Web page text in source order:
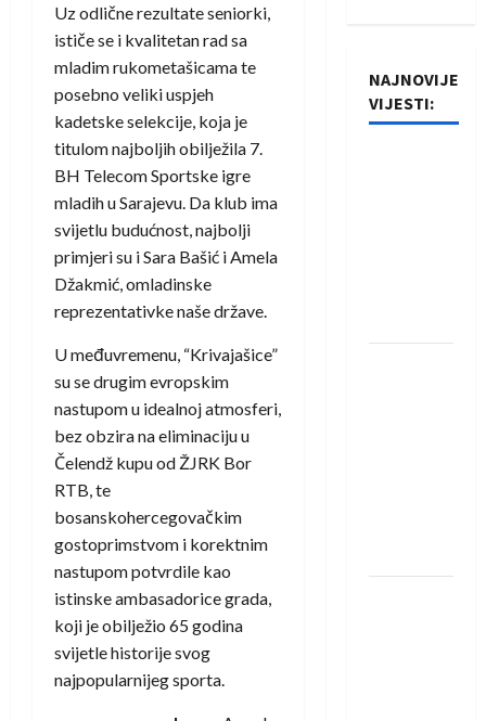
Uz odlične rezultate seniorki,
ističe se i kvalitetan rad sa
mladim rukometašicama te
posebno veliki uspjeh
kadetske selekcije, koja je
titulom najboljih obilježila 7.
BH Telecom Sportske igre
mladih u Sarajevu. Da klub ima
svijetlu budućnost, najbolji
primjeri su i Sara Bašić i Amela
Džakmić, omladinske
reprezentativke naše države.
U međuvremenu, “Krivajašice”
su se drugim evropskim
nastupom u idealnoj atmosferi,
bez obzira na eliminaciju u
Čelendž kupu od ŽJRK Bor
RTB, te
bosanskohercegovačkim
gostoprimstvom i korektnim
nastupom potvrdile kao
istinske ambasadorice grada,
koji je obilježio 65 godina
svijetle historije svog
najpopularnijeg sporta.
NAJNOVIJE
VIJESTI: